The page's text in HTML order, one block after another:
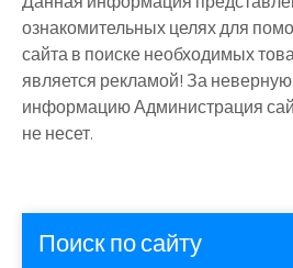
ознакомительных целях для
сайта в поиске необходимых
является рекламой! За
информацию Администрация
не несет.
Поиск по сайту